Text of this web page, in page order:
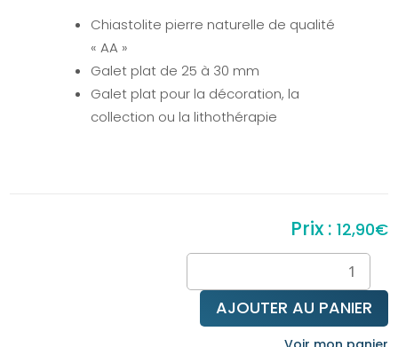
Chiastolite pierre naturelle de qualité
« AA »
Galet plat de 25 à 30 mm
Galet plat pour la décoration, la
collection ou la lithothérapie
12,90€
quantité
Pierre
plate
AJOUTER AU PANIER